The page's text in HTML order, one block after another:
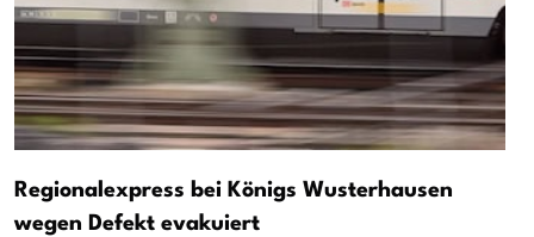
Regionalexpress bei Königs Wusterhausen
wegen Defekt evakuiert